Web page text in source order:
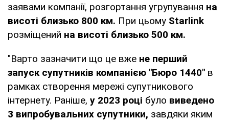
заявами компанії, розгортання угрупування на
висоті близько 800 км. При цьому Starlink
розміщений на висоті близько 500 км.
"Варто зазначити що це вже не перший
запуск супутників компанією "Бюро 1440" в
рамках створення мережі супутникового
інтернету. Раніше, у 2023 році було виведено
3 випробувальних супутники, завдяки яким